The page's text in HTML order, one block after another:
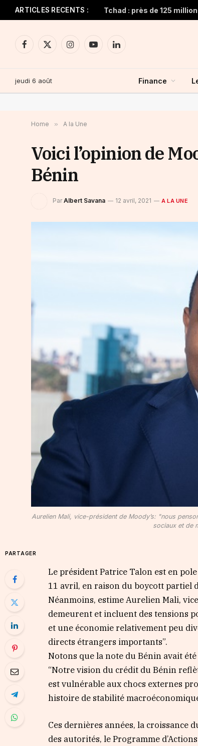
ARTICLES RECENTS :
Facebook
X
InstagramYouTubeLinkedIn
jeudi 6 août Finance
Home » A la Une
Voici l’opinion de
Bénin
Par Albert Savana 12 avril, 2021 A LA UNE
Aurelien Mali, vice-président de Moody’s: "nous
sociaux et de
PARTAGER
Le président Patrice Talon est en
11 avril, en raison du boycott partiel
Néanmoins, estime Aurelien Mali,
demeurent et incluent des tensions
et une économie relativement peu
directs étrangers importants”.
Notons que la note du Bénin avait
“Notre vision du crédit du Bénin
est vulnérable aux chocs externes
histoire de stabilité
Ces dernières années, la croissance
des autorités, le Programme